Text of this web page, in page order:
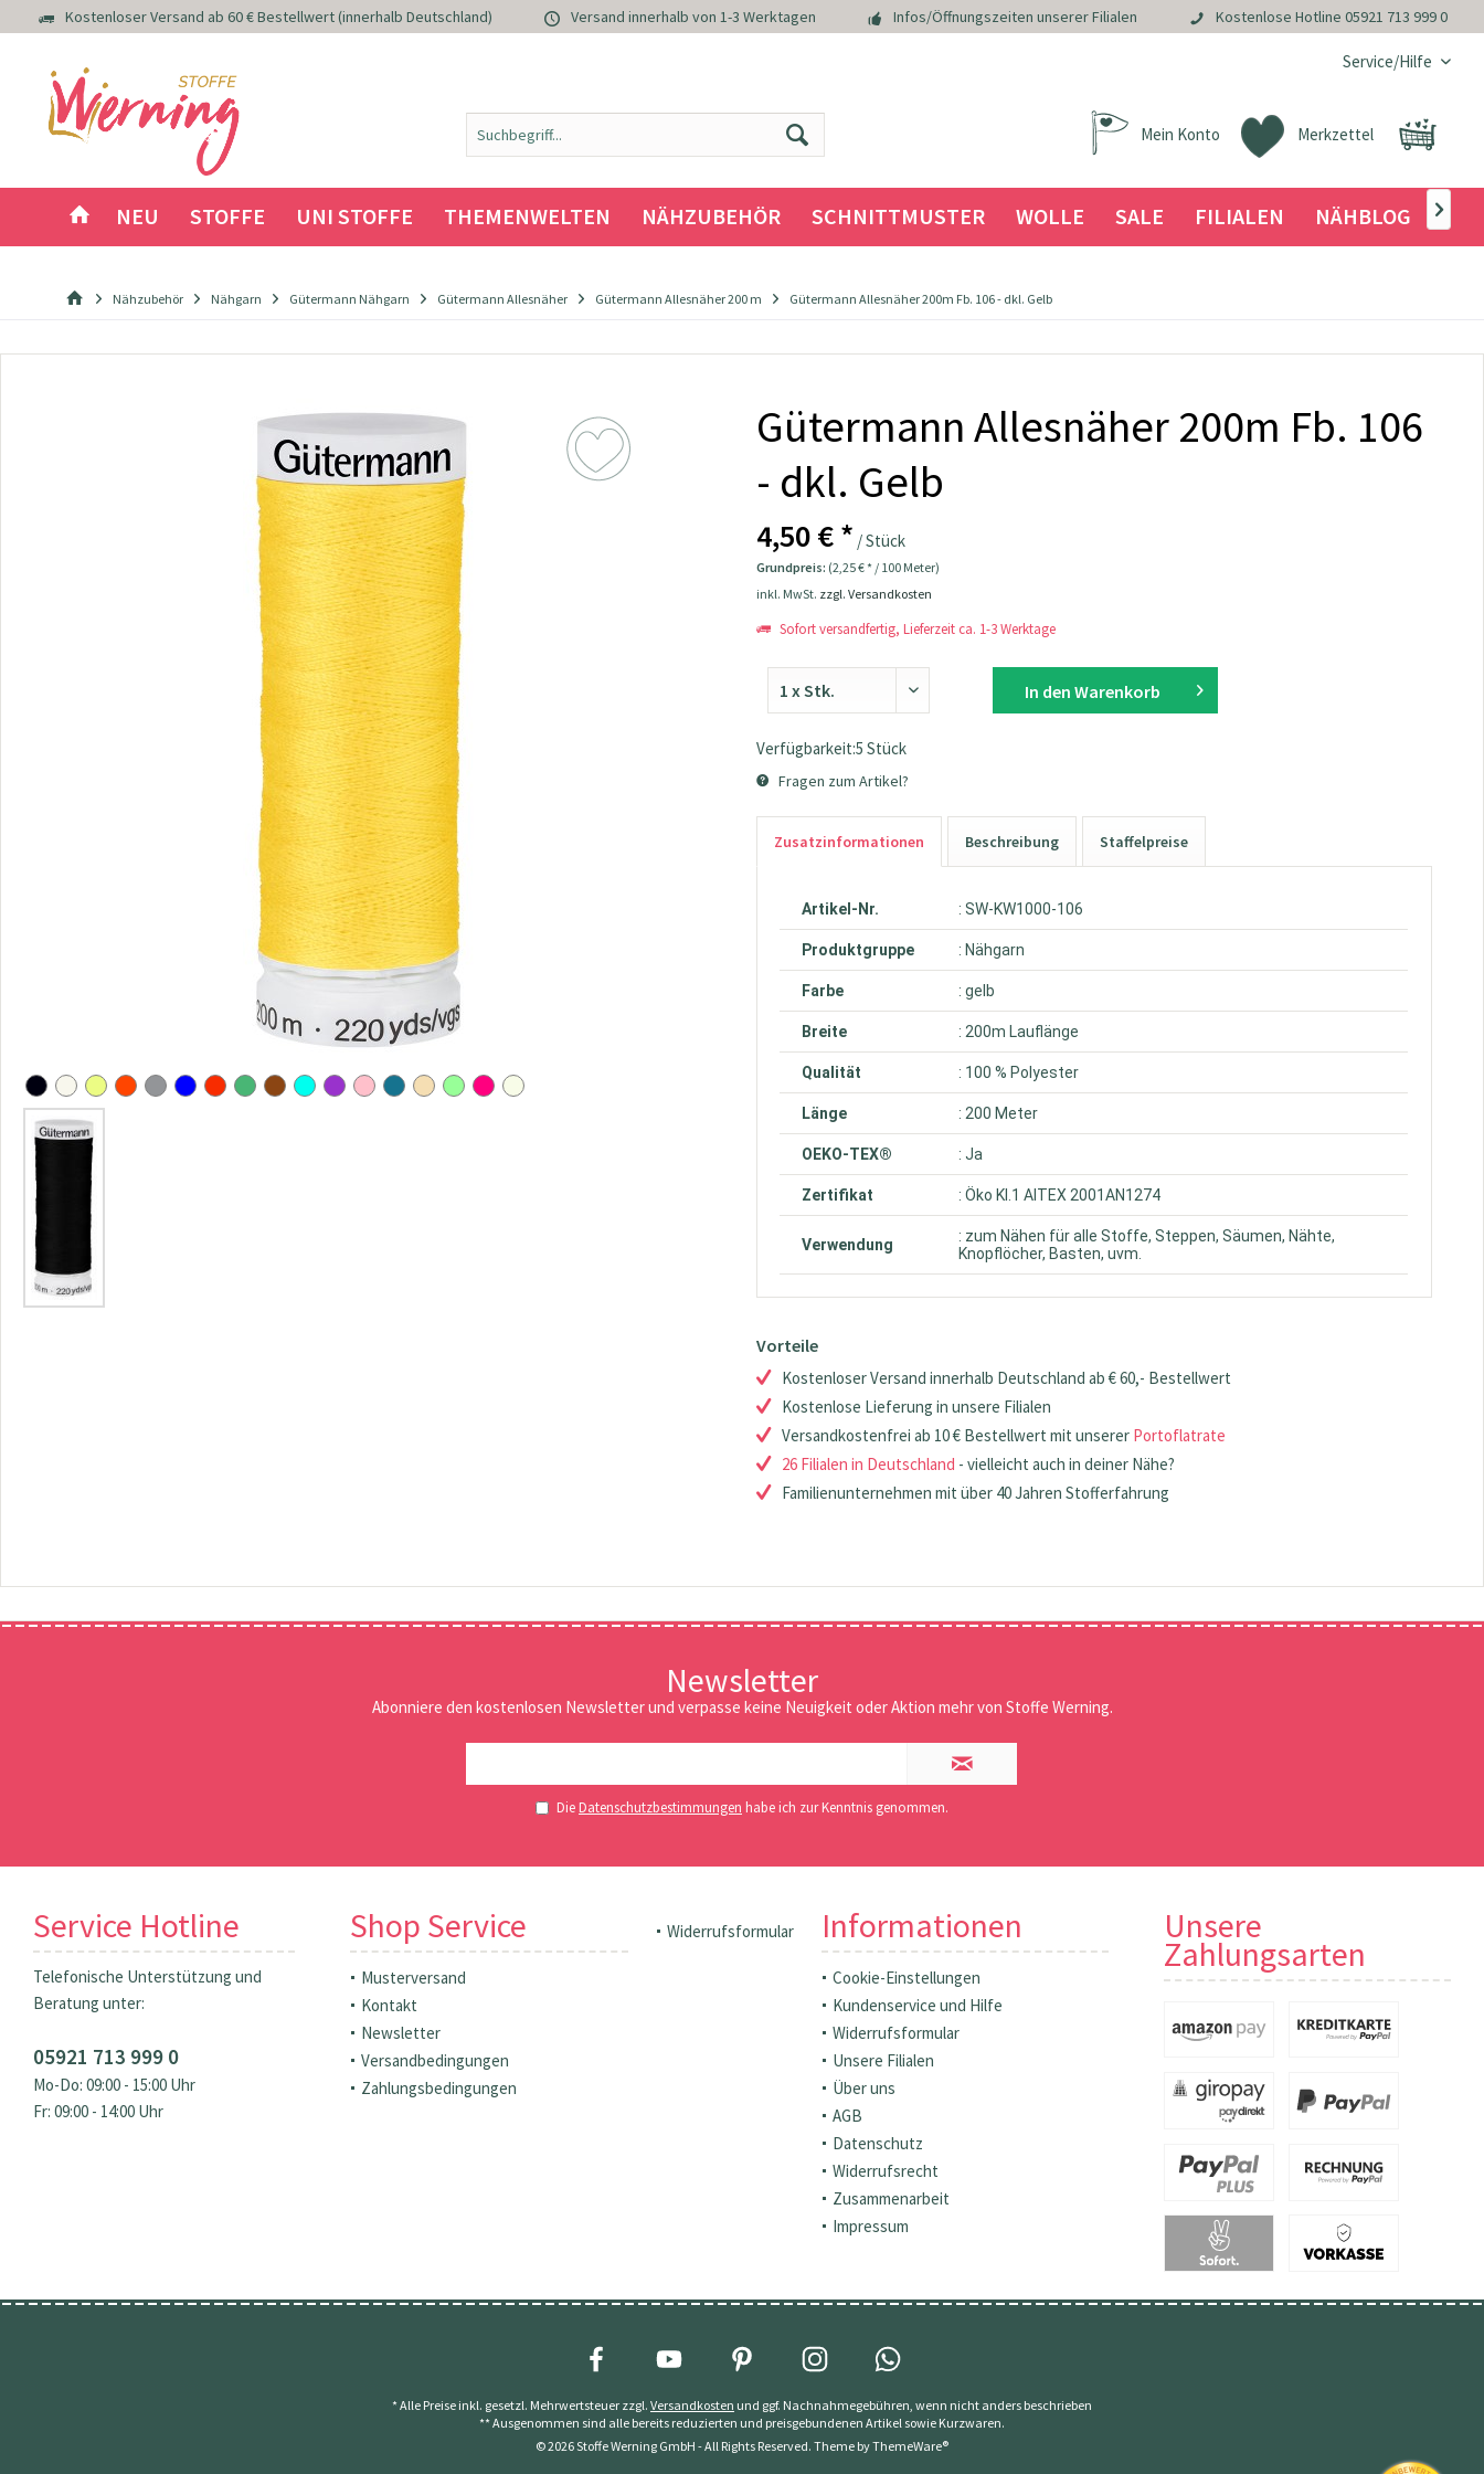
Kostenloser Versand ab 60 € Bestellwert (innerhalb Deutschland) Versand innerhalb von 1-3 Werktagen Infos/Öffnungszeiten unserer Filialen Kostenlose Hotline 05921 713 999 0
Service/Hilfe
Merkzettel
Mein Konto
NEU STOFFE UNI STOFFE THEMENWELTEN NÄHZUBEHÖR SCHNITTMUSTER WOLLE SALE FILIALEN NÄHBLOG 
Nähzubehör Nähgarn Gütermann Nähgarn Gütermann Allesnäher Gütermann Allesnäher 200 m Gütermann Allesnäher 200m Fb. 106 - dkl. Gelb
Gütermann Allesnäher 200m Fb. 106
- dkl. Gelb
4,50 € * / Stück
Grundpreis: (2,25 € * / 100 Meter)
inkl. MwSt. zzgl. Versandkosten
Sofort versandfertig, Lieferzeit ca. 1-3 Werktage
In den Warenkorb
Verfügbarkeit:5 Stück
Fragen zum Artikel?
Zusatzinformationen Beschreibung Staffelpreise
Artikel-Nr. : SW-KW1000-106
Produktgruppe : Nähgarn
Farbe : gelb
Breite : 200m Lauflänge
Qualität : 100 % Polyester
Länge : 200 Meter
OEKO-TEX® : Ja
Zertifikat : Öko Kl.1 AITEX 2001AN1274
Verwendung
: zum Nähen für alle Stoffe, Steppen, Säumen, Nähte,
Knopflöcher, Basten, uvm.
Vorteile
Kostenloser Versand innerhalb Deutschland ab € 60,- Bestellwert
Kostenlose Lieferung in unsere Filialen
Versandkostenfrei ab 10 € Bestellwert mit unserer Portoflatrate
26 Filialen in Deutschland - vielleicht auch in deiner Nähe?
Familienunternehmen mit über 40 Jahren Stofferfahrung
Newsletter
Abonniere den kostenlosen Newsletter und verpasse keine Neuigkeit oder Aktion mehr von Stoffe Werning.
DieDatenschutzbestimmungen habe ich zur Kenntnis genommen.
Service Hotline
Telefonische Unterstützung und
Beratung unter:
05921 713 999 0
Mo-Do: 09:00 - 15:00 Uhr
Fr: 09:00 - 14:00 Uhr
Shop Service
Musterversand
Kontakt
Newsletter
Versandbedingungen
Zahlungsbedingungen
Widerrufsformular Informationen
Cookie-Einstellungen
Kundenservice und Hilfe
Widerrufsformular
Unsere Filialen
Über uns
AGB
Datenschutz
Widerrufsrecht
Zusammenarbeit
Impressum
Unsere
Zahlungsarten
* Alle Preise inkl. gesetzl. Mehrwertsteuer zzgl. Versandkosten und ggf. Nachnahmegebühren, wenn nicht anders beschrieben
** Ausgenommen sind alle bereits reduzierten und preisgebundenen Artikel sowie Kurzwaren.
© 2026 Stoffe Werning GmbH - All Rights Reserved. Theme byThemeWare®